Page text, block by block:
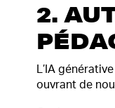
2.
L’IA
ouvrant de